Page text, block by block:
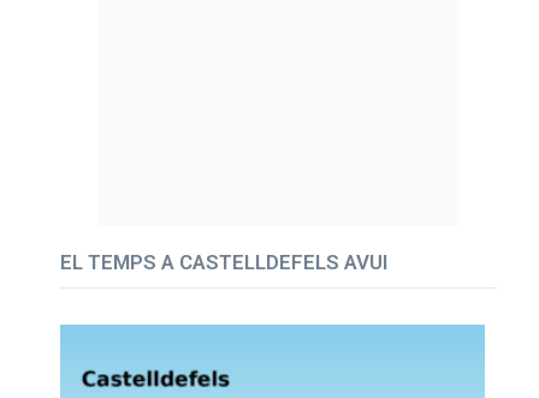
EL TEMPS A CASTELLDEFELS AVUI